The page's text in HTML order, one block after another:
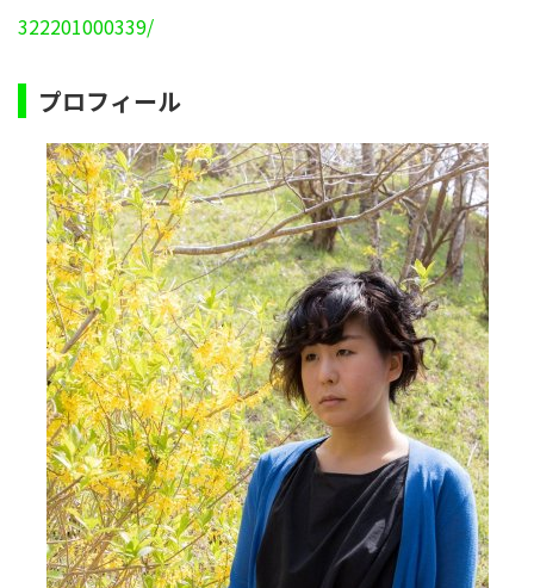
322201000339/
プロフィール